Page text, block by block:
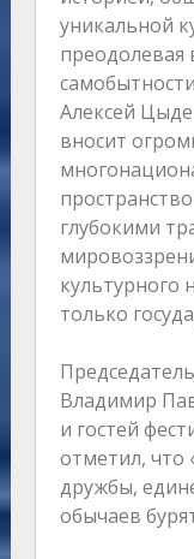
уникальной
преодолевая
Алексей
вносит
глубокими
культурного
только
Владимир
и гостей
отметил, что
дружбы,
обычаев